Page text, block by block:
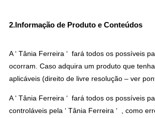
2.Informação de Produto e Conteúdos
A ‘ Tânia Ferreira ‘ fará todos os possíveis
ocorram. Caso adquira um produto que
aplicáveis (direito de livre resolução – ver
A ‘ Tânia Ferreira ‘ fará todos os possíveis
controláveis pela ‘ Tânia Ferreira ‘ , como